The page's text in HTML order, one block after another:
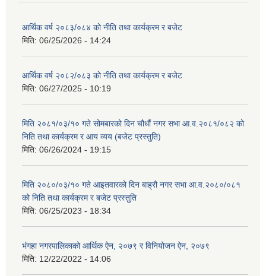
आर्थिक वर्ष २०८३/०८४ को नीति तथा कार्यक्रम र बजेट
मिति: 06/25/2026 - 14:24
आर्थिक वर्ष २०८२/०८३ को नीति तथा कार्यक्रम र बजेट
मिति: 06/27/2025 - 10:19
मिति २०८१/०३/१० गते सोमबारको दिन चौधौं नगर सभा आ.व.२०८१/०८२ को
निति तथा कार्यक्रम र आय व्यय (बजेट प्रस्तुति)
मिति: 06/26/2024 - 19:15
मिति २०८०/०३/१० गते आइतवारको दिन बाह्रौ नगर सभा आ.व.२०८०/०८१
को निति तथा कार्यक्रम र बजेट प्रस्तुति
मिति: 06/25/2023 - 18:34
भंगहा नगरपालिकाको आर्थिक ऐन, २०७९ र विनियोजन ऐन, २०७९
मिति: 12/22/2022 - 14:06